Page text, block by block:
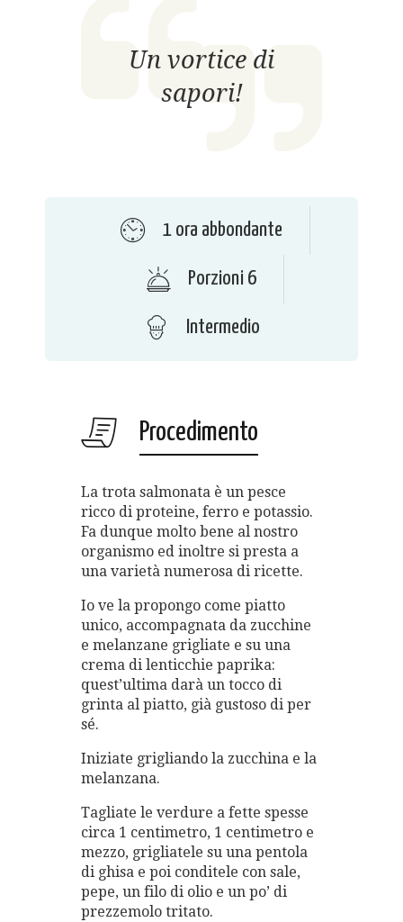
Un vortice di
sapori!
1 ora abbondante
Porzioni 6
Intermedio
Procedimento
La trota salmonata è un pesce
ricco di proteine, ferro e potassio.
Fa dunque molto bene al nostro
organismo ed inoltre si presta a
una varietà numerosa di ricette.
Io ve la propongo come piatto
unico, accompagnata da zucchine
e melanzane grigliate e su una
crema di lenticchie paprika:
quest’ultima darà un tocco di
grinta al piatto, già gustoso di per
sé.
Iniziate grigliando la zucchina e la
melanzana.
Tagliate le verdure a fette spesse
circa 1 centimetro, 1 centimetro e
mezzo, grigliatele su una pentola
di ghisa e poi conditele con sale,
pepe, un filo di olio e un po’ di
prezzemolo tritato.